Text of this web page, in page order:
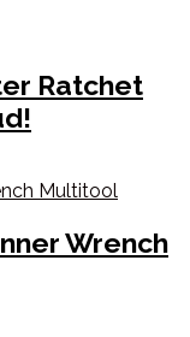
Ratchet
Wrench